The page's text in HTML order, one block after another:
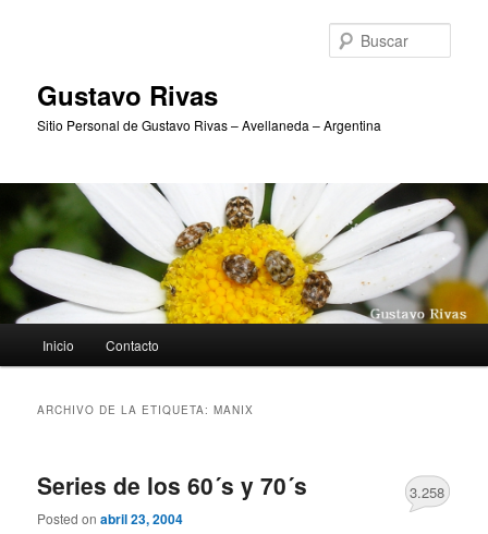
Gustavo Rivas
Sitio Personal de Gustavo Rivas – Avellaneda – Argentina
principal
Inicio Contacto
ARCHIVO DE LA ETIQUETA:MANIX
Series de los 60´s y 70´s
Posted onabril 23, 2004
3.258